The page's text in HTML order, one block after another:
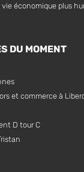
économique plus
DU MOMENT
et commerce à
D tour C